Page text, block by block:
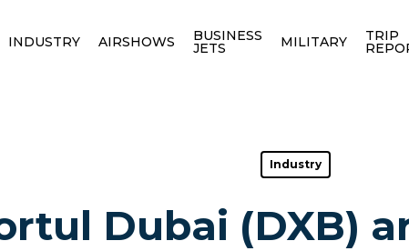
INDUSTRY AIRSHOWS BUSINESS
JETS MILITARY TRIP
Industry
Dubai (DXB)